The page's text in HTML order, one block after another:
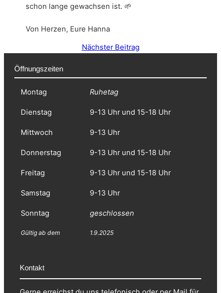
schon lange gewachsen ist. 🌱
Von Herzen, Eure Hanna
Nächster Beitrag
Öffnungszeiten
Montag Ruhetag
Dienstag 9-13 Uhr und 15-18 Uhr
Mittwoch 9-13 Uhr
Donnerstag 9-13 Uhr und 15-18 Uhr
Freitag 9-13 Uhr und 15-18 Uhr
Samstag 9-13 Uhr
Sonntag geschlossen
Gültig ab dem 1.9.2025
Kontakt